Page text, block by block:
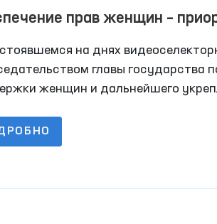
прав женщин –
политики
на днях
главы государства
женщин и дальнейшего